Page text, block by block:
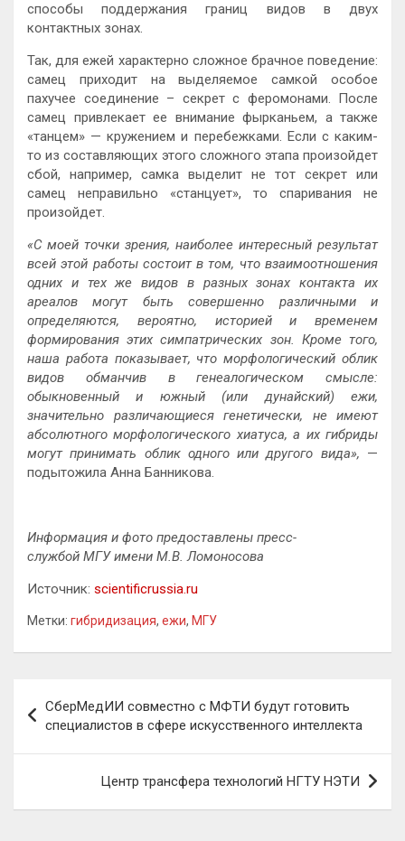
способы поддержания границ видов в двух
контактных зонах.
Так, для ежей характерно сложное брачное поведение:
самец приходит на выделяемое самкой особое
пахучее соединение – секрет с феромонами. После
самец привлекает ее внимание фырканьем, а также
«танцем» — кружением и перебежками. Если с каким-
то из составляющих этого сложного этапа произойдет
сбой, например, самка выделит не тот секрет или
самец неправильно «станцует», то спаривания не
произойдет.
«С моей точки зрения, наиболее интересный результат
всей этой работы состоит в том, что взаимоотношения
одних и тех же видов в разных зонах контакта их
ареалов могут быть совершенно различными и
определяются, вероятно, историей и временем
формирования этих симпатрических зон. Кроме того,
наша работа показывает, что морфологический облик
видов обманчив в генеалогическом смысле:
обыкновенный и южный (или дунайский) ежи,
значительно различающиеся генетически, не имеют
абсолютного морфологического хиатуса, а их гибриды
могут принимать облик одного или другого вида», —
подытожила Анна Банникова.
Информация и фото предоставлены пресс-
службой МГУ имени М.В. Ломоносова
Источник: scientificrussia.ru
Метки: гибридизация, ежи, МГУ
по
записям
СберМедИИ совместно с МФТИ будут готовить
специалистов в сфере искусственного интеллекта
Центр трансфера технологий НГТУ НЭТИ